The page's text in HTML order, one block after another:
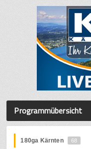
Programmübersicht
180ga Kärnten 68